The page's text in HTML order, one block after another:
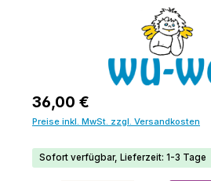
Regulärer Preis:
36,00 €
Preise inkl. MwSt. zzgl. Versandkosten
Sofort verfügbar, Lieferzeit: 1-3 Tage